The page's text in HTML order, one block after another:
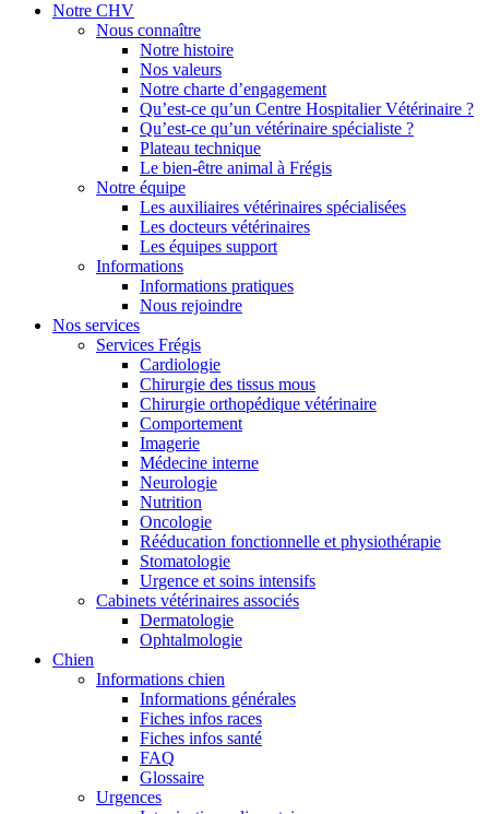
Notre CHV
Nous connaître
Notre histoire
Nos valeurs
Notre charte d’engagement
Qu’est-ce qu’un Centre Hospitalier Vétérinaire ?
Qu’est-ce qu’un vétérinaire spécialiste ?
Plateau technique
Le bien-être animal à Frégis
Notre équipe
Les auxiliaires vétérinaires spécialisées
Les docteurs vétérinaires
Les équipes support
Informations
Informations pratiques
Nous rejoindre
Nos services
Services Frégis
Cardiologie
Chirurgie des tissus mous
Chirurgie orthopédique vétérinaire
Comportement
Imagerie
Médecine interne
Neurologie
Nutrition
Oncologie
Rééducation fonctionnelle et physiothérapie
Stomatologie
Urgence et soins intensifs
Cabinets vétérinaires associés
Dermatologie
Ophtalmologie
Chien
Informations chien
Informations générales
Fiches infos races
Fiches infos santé
FAQ
Glossaire
Urgences